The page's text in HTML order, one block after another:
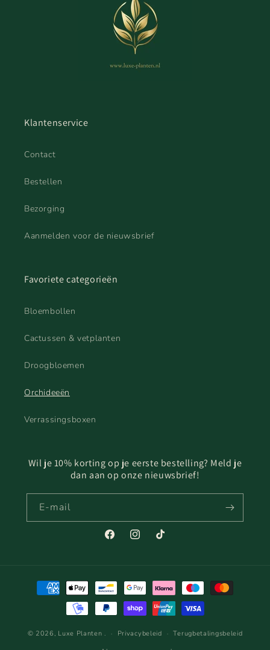
Klantenservice
Contact
Bestellen
Bezorging
Aanmelden voor de nieuwsbrief
Favoriete categorieën
Bloembollen
Cactussen & vetplanten
Droogbloemen
Orchideeën
Verrassingsboxen
Wil je 10% korting op je eerste bestelling? Meld je
dan aan op onze nieuwsbrief!
E‑mail
FacebookInstagramTikTok
Betaalmethoden
© 2026, Luxe Planten . Privacybeleid
Terugbetalingsbeleid